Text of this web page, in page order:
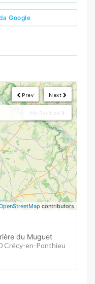
Google
Next
Prev
My Position
contributors
du Muguet
Crécy-en-Ponthieu